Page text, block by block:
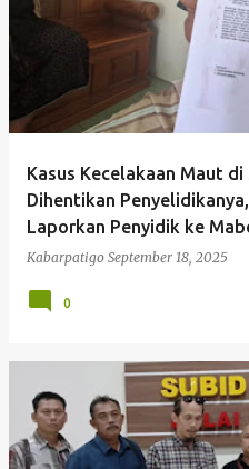
Kasus Kecelakaan Maut
Dihentikan
Laporkan Penyidik ke
Kabarpatigo September 18, 2025
0